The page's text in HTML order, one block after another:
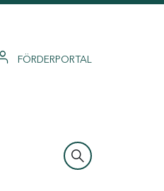
FÖRDERPORTAL